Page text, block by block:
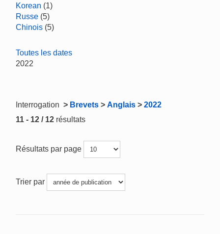
Korean (1)
Russe (5)
Chinois (5)
Toutes les dates
2022
Interrogation > Brevets > Anglais > 2022
11 - 12 / 12 résultats
Résultats par page
Trier par